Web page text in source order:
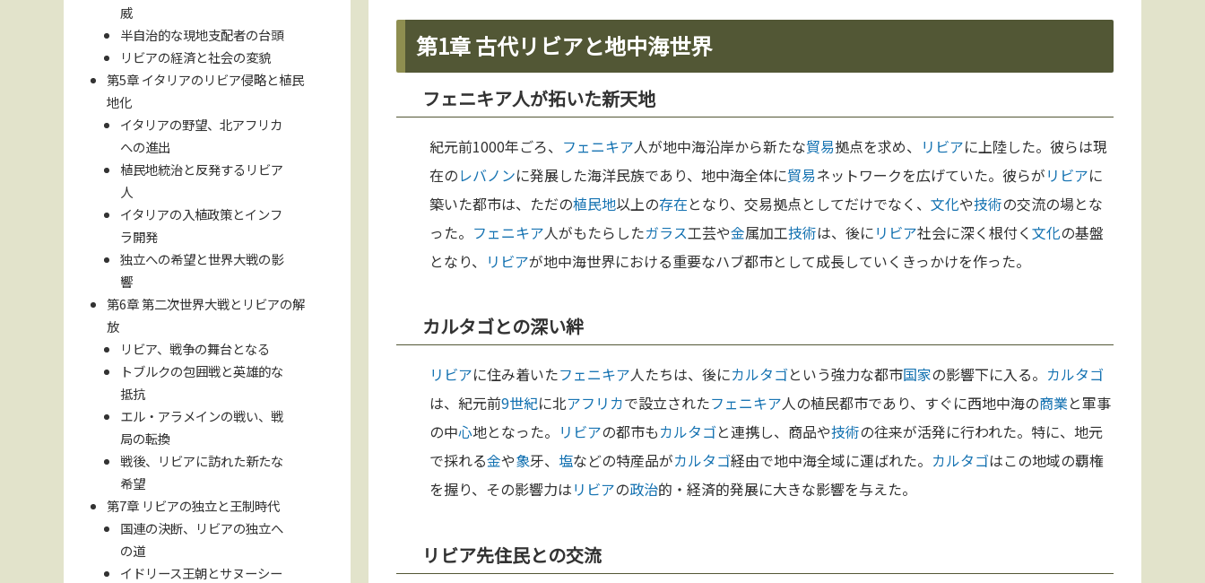
第1章 古代リビアと地中海世界
フェニキア人が拓いた新天地
紀元前1000年ごろ、 フェニキア人が地中海沿岸から新たな貿易拠点を求め、 リビアに上陸した。彼らは現
在のレバノンに発展した海洋民族であり、地中海全体に貿易ネットワークを広げていた。彼らがリビアに
築いた都市は、ただの植民地以上の存在となり、交易拠点としてだけでなく、 文化や技術の交流の場とな
った。 フェニキア人がもたらしたガラス工芸や金属加工技術は、後にリビア社会に深く根付く 文化の基盤
となり、 リビアが地中海世界における重要なハブ都市として成長していくきっかけを作った。
カルタゴとの深い絆
リビアに住み着いたフェニキア人たちは、後にカルタゴという強力な都市国家の影響下に入る。 カルタゴ
は、紀元前9世紀に北アフリカで設立されたフェニキア人の植民都市であり、すぐに西地中海の商業と軍事
の中心地となった。 リビアの都市もカルタゴと連携し、商品や技術の往来が活発に行われた。特に、地元
で採れる金や象牙、 塩などの特産品がカルタゴ経由で地中海全域に運ばれた。 カルタゴはこの地域の覇権
を握り、その影響力はリビアの政治的・経済的発展に大きな影響を与えた。
リビア先住民との交流
威
半自治的な現地支配者の台頭
リビアの経済と社会の変貌
第5章 イタリアのリビア侵略と植民
地化
イタリアの野望、北アフリカ
への進出
植民地統治と反発するリビア
人
イタリアの入植政策とインフ
ラ開発
独立への希望と世界大戦の影
響
第6章 第二次世界大戦とリビアの解
放
リビア、戦争の舞台となる
トブルクの包囲戦と英雄的な
抵抗
エル・アラメインの戦い、戦
局の転換
戦後、リビアに訪れた新たな
希望
第7章 リビアの独立と王制時代
国連の決断、リビアの独立へ
の道
イドリース王朝とサヌーシー